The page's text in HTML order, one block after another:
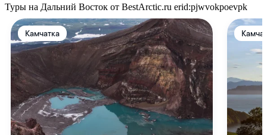
Туры на Дальний Восток от BestArctic.ru erid:pjwvokpoevpk